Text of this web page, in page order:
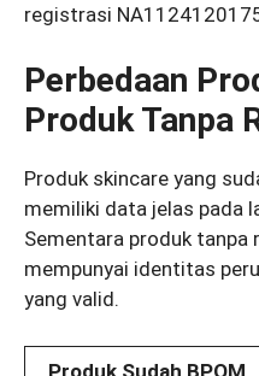
registrasi
Perbedaan
Produk Tanpa
Produk skincare yang
memiliki data jelas pada
Sementara produk
mempunyai identitas
yang valid.
Produk Sudah BPOM